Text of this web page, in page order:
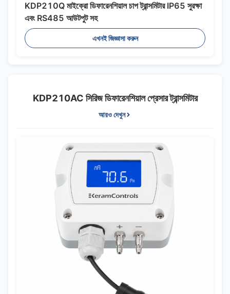
KDP210Q মাইক্রো ডিফারেনশিয়াল চাপ ট্রান্সমিটার IP65 সুরক্ষা
এবং RS485 আউটপুট সহ
এখনই জিজ্ঞাসা করুন
KDP210AC সিরিজ ডিফারেনশিয়াল প্রেসার ট্রান্সমিটার
আরও দেখুন